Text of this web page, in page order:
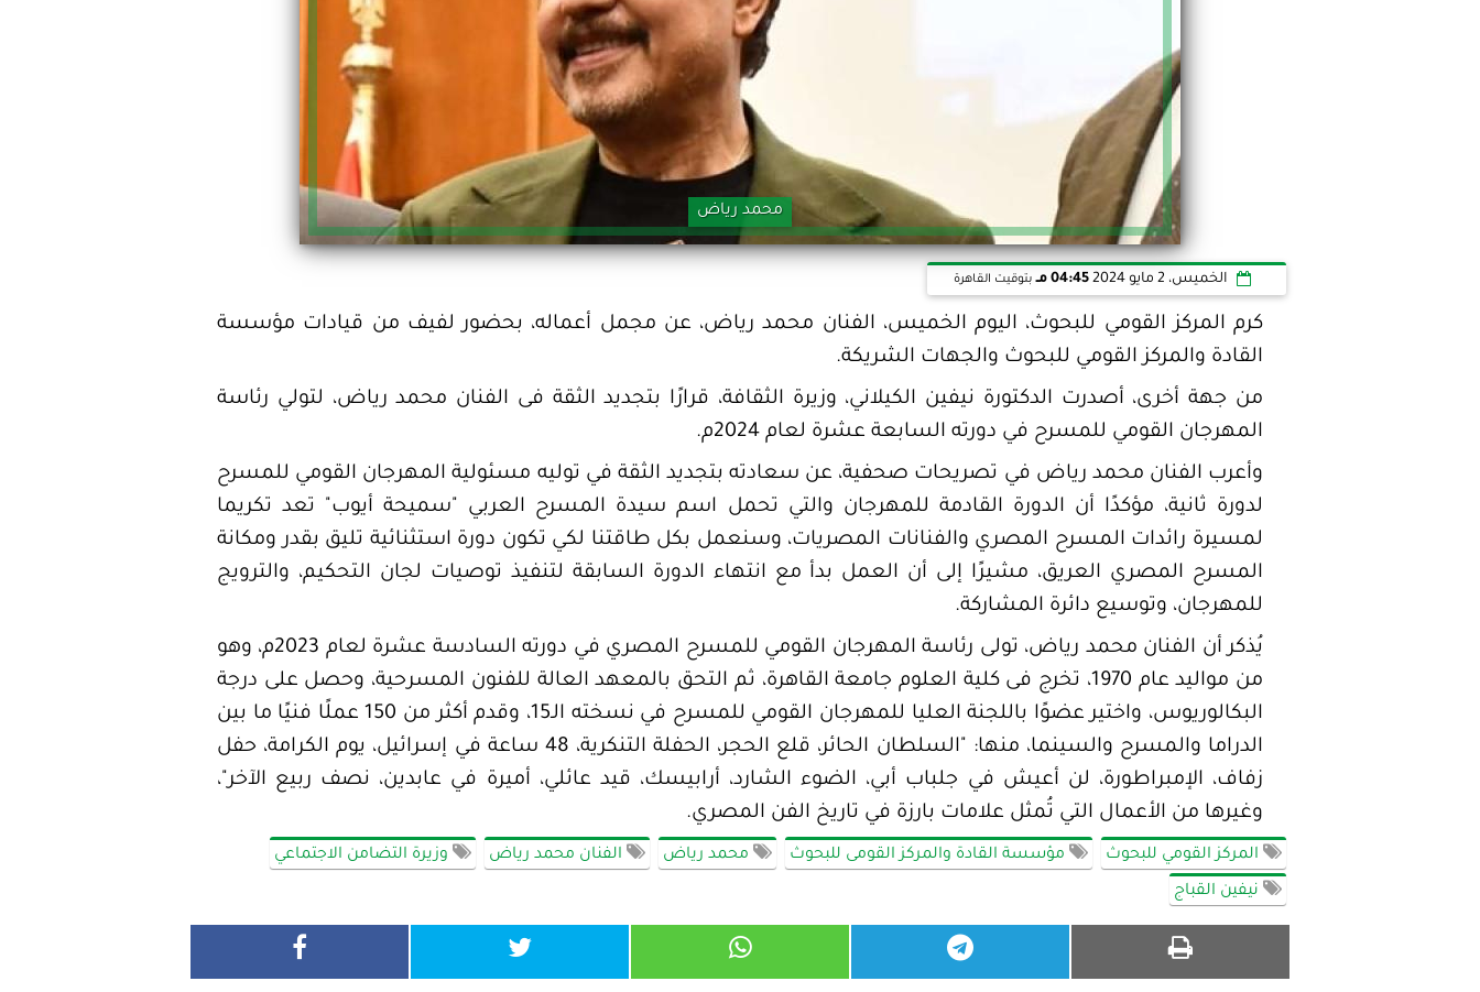
محمد رياض
الخميس، 2 مايو 2024 04:45 مـ بتوقيت القاهرة
كرم المركز القومي للبحوث، اليوم الخميس، الفنان محمد رياض، عن مجمل أعماله، بحضور لفيف من قيادات مؤسسة
القادة والمركز القومي للبحوث والجهات الشريكة.
من جهة أخرى، أصدرت الدكتورة نيفين الكيلاني، وزيرة الثقافة، قرارًا بتجديد الثقة فى الفنان محمد رياض، لتولي رئاسة
المهرجان القومي للمسرح في دورته السابعة عشرة لعام 2024م.
وأعرب الفنان محمد رياض في تصريحات صحفية، عن سعادته بتجديد الثقة في توليه مسئولية المهرجان القومي للمسرح
لدورة ثانية، مؤكدًا أن الدورة القادمة للمهرجان والتي تحمل اسم سيدة المسرح العربي "سميحة أيوب" تعد تكريما
لمسيرة رائدات المسرح المصري والفنانات المصريات، وسنعمل بكل طاقتنا لكي تكون دورة استثنائية تليق بقدر ومكانة
المسرح المصري العريق، مشيرًا إلى أن العمل بدأ مع انتهاء الدورة السابقة لتنفيذ توصيات لجان التحكيم، والترويج
للمهرجان، وتوسيع دائرة المشاركة.
يُذكر أن الفنان محمد رياض، تولى رئاسة المهرجان القومي للمسرح المصري في دورته السادسة عشرة لعام 2023م، وهو
من مواليد عام 1970، تخرج فى كلية العلوم جامعة القاهرة، ثم التحق بالمعهد العالة للفنون المسرحية، وحصل على درجة
البكالوريوس، واختير عضوًا باللجنة العليا للمهرجان القومي للمسرح في نسخته الـ15، وقدم أكثر من 150 عملًا فنيًا ما بين
الدراما والمسرح والسينما، منها: "السلطان الحائر، قلع الحجر، الحفلة التنكرية، 48 ساعة في إسرائيل، يوم الكرامة، حفل
زفاف، الإمبراطورة، لن أعيش في جلباب أبي، الضوء الشارد، أرابيسك، قيد عائلي، أميرة في عابدين، نصف ربيع الآخر"،
وغيرها من الأعمال التي تُمثل علامات بارزة في تاريخ الفن المصري.
المركز القومي للبحوث مؤسسة القادة والمركز القومى للبحوث محمد رياض الفنان محمد رياض وزيرة التضامن الاجتماعي
نيفين القباج